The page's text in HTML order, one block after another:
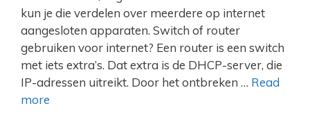
kun je die verdelen over meerdere op internet
aangesloten apparaten. Switch of router
gebruiken voor internet? Een router is een switch
met iets extra’s. Dat extra is de DHCP-server, die
IP-adressen uitreikt. Door het ontbreken … Read
more